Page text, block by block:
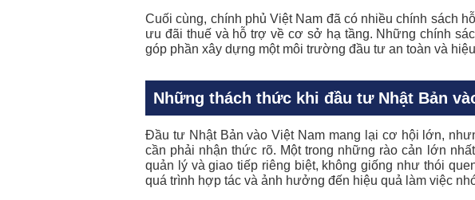
Cuối cùng, chính phủ Việt Nam đã có nhiều chính sách
ưu đãi thuế và hỗ trợ về cơ sở hạ tầng. Những chính
góp phần xây dựng một môi trường đầu tư an toàn và
Những thách thức khi đầu tư Nhật Bản
Đầu tư Nhật Bản vào Việt Nam mang lại cơ hội lớn,
cần phải nhận thức rõ. Một trong những rào cản lớn
quản lý và giao tiếp riêng biệt, không giống như thói
quá trình hợp tác và ảnh hưởng đến hiệu quả làm việc